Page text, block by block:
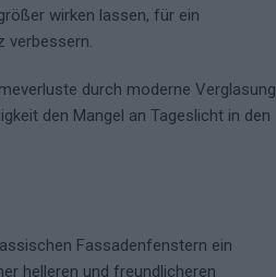
wirken lassen, für ein
verbessern.
durch moderne Verglasung
den Mangel an Tageslicht in den
Fassadenfenstern ein
helleren und freundlicheren